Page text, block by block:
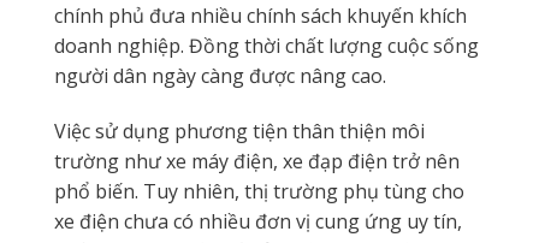
chính phủ đưa nhiều chính sách khuyến khích
doanh nghiệp. Đồng thời chất lượng cuộc sống
người dân ngày càng được nâng cao.
Việc sử dụng phương tiện thân thiện môi
trường như xe máy điện, xe đạp điện trở nên
phổ biến. Tuy nhiên, thị trường phụ tùng cho
xe điện chưa có nhiều đơn vị cung ứng uy tín,